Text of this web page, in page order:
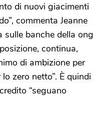
di nuovi giacimenti
commenta Jeanne
sulle banche della ong
continua,
di ambizione per
zero netto”. È quindi
“seguano